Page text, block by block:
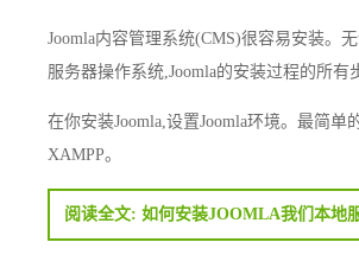
Joomla内容管理系统(CMS)很容易安装。
服务器操作系统,Joomla的安装过程的所
在你安装Joomla,设置Joomla环境。最简单
XAMPP。
阅读全文: 如何安装JOOMLA我们本地